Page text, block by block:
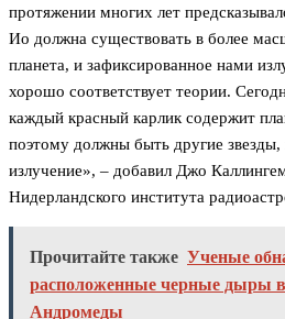
протяжении многих лет
Ио должна существовать в более
планета, и зафиксированное нами
хорошо соответствует теории.
каждый красный карлик содержит
поэтому должны быть другие
излучение», – добавил Джо
Нидерландского института
Прочитайте также Ученые
расположенные черные дыры
Андромеды